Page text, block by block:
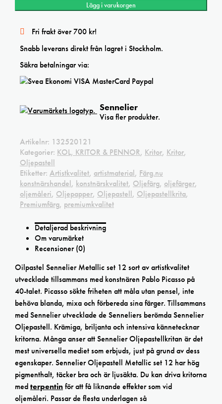
Lägg i varukorgen
Fri frakt över 700 kr!
Snabb leverans direkt från lagret i Stockholm.
Säkra betalningar via:
Sennelier
Visa fler produkter.
Artikelnr: 132520121
Kategorier: KOL, KRITOR & PENNOR, Kritor, Kritor,
Oljepastell
Etiketter: Artistkvalitet, artistmaterial, Färg.nu
konstnärshandel, konstnärskvalitet, Oljefärg, oljefärger,
oljemåleri, Oljepapper, Oljepastell, Oljepastellkrita,
Premiumfärg, premiumkvalitet
Detaljerad beskrivning
Om varumärket
Recensioner (0)
Oilpastel Sennelier Metallic set 12 sort av artistkvalitet
utvecklade tillsammans med konstnären Pablo Picasso på
40-talet. Picasso sökte friheten att måla utan pensel, inte
behöva blanda, mixa och förbereda sina färger. Tillsammans
med Sennelier utvecklade de Senneliers berömda Sennelier
Oljepastell. Krämiga, briljanta och intensiva kännetecknar
kritorna. Många anser att Sennelier Oljepastellkritan är det
mest universella mediet som erbjuds, just på grund av dess
egenskaper. Sennelier Oljepastell Metallic set 12 har hög
pigmenthalt, täcker bra och är ljusäkta. Du kan driva kritorna
medterpentinför att få liknande effekter som vid
oljemåleri. Passar de flesta underlagen så